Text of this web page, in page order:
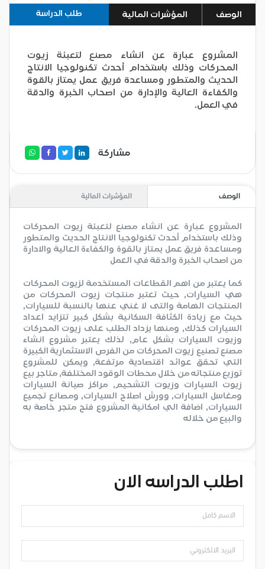
الوصف المؤشرات المالية طلب الدراسة
المشروع عبارة عن انشاء مصنع لتعبئة زيوت
المحركات وذلك باستخدام أحدث تكنولوجيا الانتاج
الحديث والمتطور ومساعدة فريق عمل يمتاز بالقوة
والكفاءة العالية والإدارة من اصحاب الخبرة والدقة
في العمل.
مشاركة
الوصف المؤشرات المالية
المشروع عبارة عن انشاء مصنع لتعبئة زيوت المحركات
وذلك باستخدام أحدث تكنولوجيا الانتاج الحديث والمتطور
ومساعدة فريق عمل يمتاز بالقوة والكفاءة العالية والادارة
من اصحاب الخبرة والدقة في العمل
كما يعتبر من اهم القطاعات المستخدمة لزيوت المحركات
هي السيارات, حيث تعتبر منتجات زيوت المحركات من
المنتجات الهامة والتى لا غني عنها بالنسبة للسيارات,
حيث مع زيادة الكثافة السكانية بشكل كبير تتزايد اعداد
السيارات كذلك, ومنها يزداد الطلب على زيوت المحركات
وزيوت السيارات بشكل عام, لذلك يعتبر مشروع انشاء
مصنع تصنيع زيوت المحركات من الفرص الاستثمارية الكبيرة
التي تحقق عوائد اقتصادية مرتفعة, ويمكن للمشروع
توزيع منتجاته من خلال محطات الوقود المختلفة, متاجر بيع
زيوت السيارات وزيوت التشحيم, مراكز صيانة السيارات
ومغاسل السيارات, وورش اصلاح السيارات, ومصانع تجميع
السيارات, اضافة الي امكانية المشروع فتح متجر خاصة به
والبيع من خلاله
اطلب الدراسه الان